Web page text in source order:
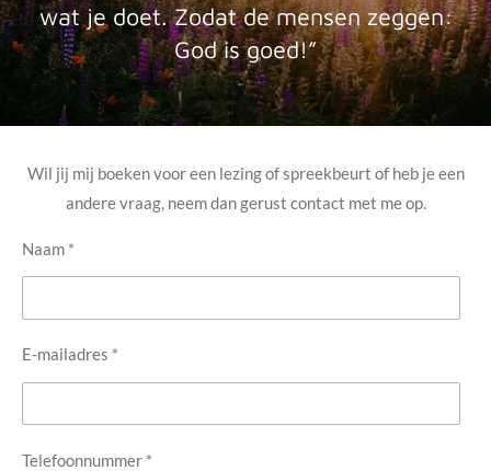
wat je doet. Zodat de mensen zeggen:
God is goed!”
Wil jij mij boeken voor een lezing of spreekbeurt of heb je een
andere vraag, neem dan gerust contact met me op.
Naam *
E-mailadres *
Telefoonnummer *